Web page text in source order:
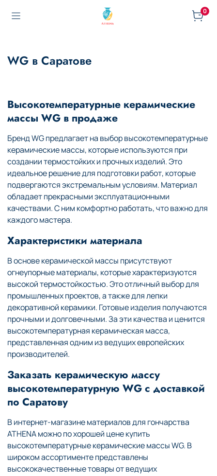
0
WG в Саратове
Высокотемпературные керамические
массы WG в продаже
Бренд WG предлагает на выбор высокотемпературные
керамические массы, которые используются при
создании термостойких и прочных изделий. Это
идеальное решение для подготовки работ, которые
подвергаются экстремальным условиям. Материал
обладает прекрасными эксплуатационными
качествами. С ним комфортно работать, что важно для
каждого мастера.
Характеристики материала
В основе керамической массы присутствуют
огнеупорные материалы, которые характеризуются
высокой термостойкостью. Это отличный выбор для
промышленных проектов, а также для лепки
декоративной керамики. Готовые изделия получаются
прочными и долговечными. За эти качества и ценится
высокотемпературная керамическая масса,
представленная одним из ведущих европейских
производителей.
Заказать керамическую массу
высокотемпературную WG с доставкой
по Саратову
В интернет-магазине материалов для гончарства
ATHENA можно по хорошей цене купить
высокотемпературные керамические массы WG. В
широком ассортименте представлены
высококачественные товары от ведущих